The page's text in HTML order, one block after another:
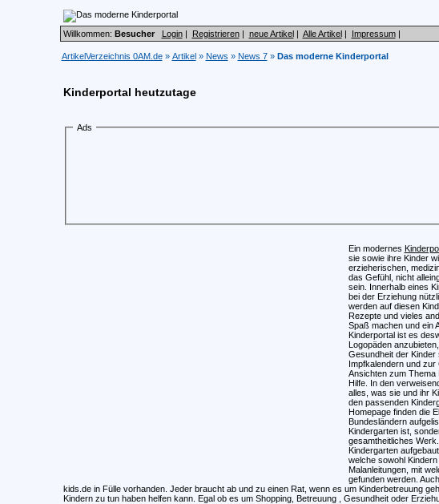
Willkommen: Besucher Login| Registrieren| neue Artikel| Alle Artikel| Impressum|
ArtikelVerzeichnis 0AM.de» Artikel» News » News 7» Das moderne Kinderportal
Kinderportal heutzutage
Ads
Ein modernes
sie sowie ihre Kinder
erzieherischen,
das Gefühl, nicht
sein. Innerhalb eines
bei der Erziehung
werden auf diesen
Rezepte und vieles
Spaß machen und ein
Kinderportal ist es
Logopäden
Gesundheit der Kinder
Impfkalendern und zur
Ansichten zum Thema
Hilfe. In den
alles, was sie und ihr
den passenden
Homepage finden die
Bundesländern
Kindergarten ist,
gesamtheitliches
Kindergarten
welche sowohl
Malanleitungen, mit
gefunden werden.
kids.de in Fülle vorhanden. Jeder braucht ab und zu einen Rat, wenn es um Kinderbetreuung
Kindern zu tun haben helfen kann. Egal ob es um Shopping, Betreuung , Gesundheit oder